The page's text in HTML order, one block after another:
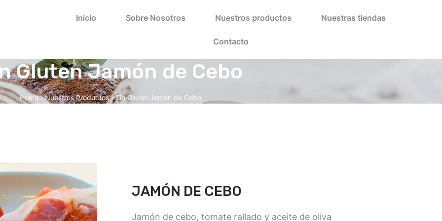
Inicio Sobre Nosotros Nuestros productos Nuestras tiendas
Contacto
Gluten Jamón de Cebo
Home / Nuestros Productos / Sin Gluten Jamón de Cebo
JAMÓN DE CEBO
Jamón de cebo, tomate rallado y aceite de oliva